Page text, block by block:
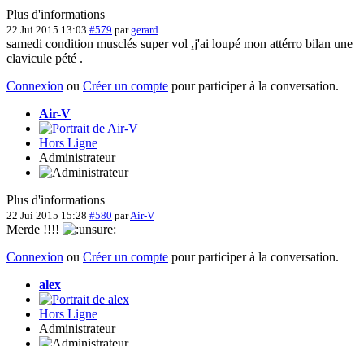
Plus d'informations
22 Jui 2015 13:03 #579 pargerard
samedi condition musclés super vol ,j'ai loupé mon attérro bilan une
clavicule pété .
Connexion ou Créer un compte pour participer à la conversation.
Air-V
Hors Ligne
Administrateur
Plus d'informations
22 Jui 2015 15:28 #580 parAir-V
Merde !!!!
Connexion ou Créer un compte pour participer à la conversation.
alex
Hors Ligne
Administrateur